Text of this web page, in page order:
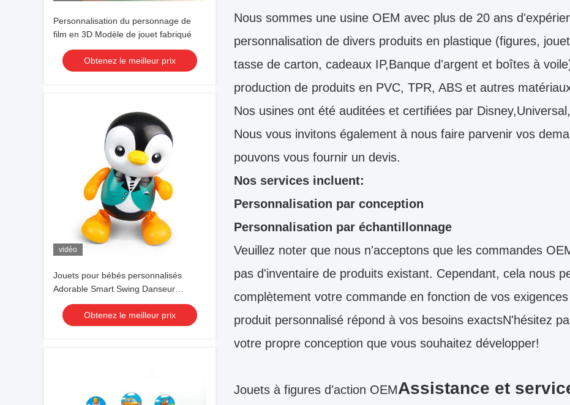
Personnalisation du personnage de
film en 3D Modèle de jouet fabriqué
Obtenez le meilleur prix
vidéo
Jouets pour bébés personnalisés
Adorable Smart Swing Danseur
Pingouin Éducation Jouet lumineux
LED
Obtenez le meilleur prix
Nous sommes une usine OEM avec plus de 20 ans
personnalisation de divers produits en plastique (figures,
tasse de carton, cadeaux IP,Banque d'argent et boîtes à
production de produits en PVC, TPR, ABS et autres
Nos usines ont été auditées et certifiées par
Nous vous invitons également à nous faire parvenir vos
pouvons vous fournir un devis.
Nos services incluent:
Personnalisation par conception
Personnalisation par échantillonnage
Veuillez noter que nous n'acceptons que les commandes
pas d'inventaire de produits existant. Cependant, cela nous
complètement votre commande en fonction de vos
produit personnalisé répond à vos besoins exactsN'hésitez
votre propre conception que vous souhaitez développer!
Jouets à figures d'action OEMAssistance et